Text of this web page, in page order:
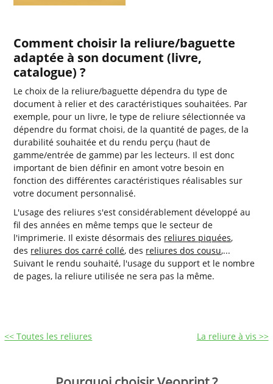
Comment choisir la reliure/baguette
adaptée à son document (livre,
catalogue) ?
Le choix de la reliure/baguette dépendra du type de
document à relier et des caractéristiques souhaitées. Par
exemple, pour un livre, le type de reliure sélectionnée va
dépendre du format choisi, de la quantité de pages, de la
durabilité souhaitée et du rendu perçu (haut de
gamme/entrée de gamme) par les lecteurs. Il est donc
important de bien définir en amont votre besoin en
fonction des différentes caractéristiques réalisables sur
votre document personnalisé.
L'usage des reliures s'est considérablement développé au
fil des années en même temps que le secteur de
l'imprimerie. Il existe désormais des reliures piquées,
des reliures dos carré collé, des reliures dos cousu,...
Suivant le rendu souhaité, l'usage du support et le nombre
de pages, la reliure utilisée ne sera pas la même.
<< Toutes les reliures La reliure à vis >>